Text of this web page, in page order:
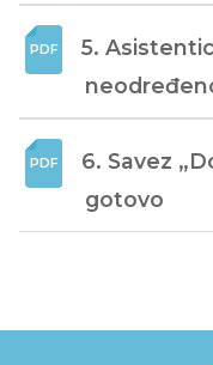
5.
6. Savez
gotovo